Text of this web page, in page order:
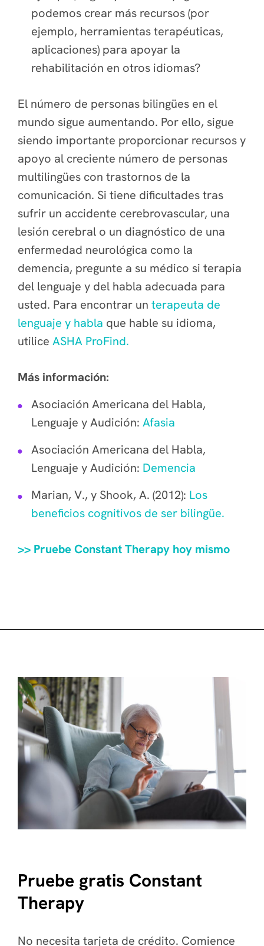
podemos crear más recursos (por
ejemplo, herramientas terapéuticas,
aplicaciones) para apoyar la
rehabilitación en otros idiomas?
El número de personas bilingües en el
mundo sigue aumentando. Por ello, sigue
siendo importante proporcionar recursos y
apoyo al creciente número de personas
multilingües con trastornos de la
comunicación. Si tiene dificultades tras
sufrir un accidente cerebrovascular, una
lesión cerebral o un diagnóstico de una
enfermedad neurológica como la
demencia, pregunte a su médico si terapia
del lenguaje y del habla adecuada para
usted. Para encontrar un terapeuta de
lenguaje y habla que hable su idioma,
utilice ASHA ProFind.
Más información:
Asociación Americana del Habla,
Lenguaje y Audición: Afasia
Asociación Americana del Habla,
Lenguaje y Audición: Demencia
Marian, V., y Shook, A. (2012): Los
beneficios cognitivos de ser bilingüe.
>> Pruebe Constant Therapy hoy mismo
Pruebe gratis Constant
Therapy
No necesita tarjeta de crédito. Comience